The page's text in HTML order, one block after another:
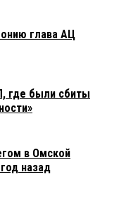
глава АЦ
где были сбиты
в Омской
назад